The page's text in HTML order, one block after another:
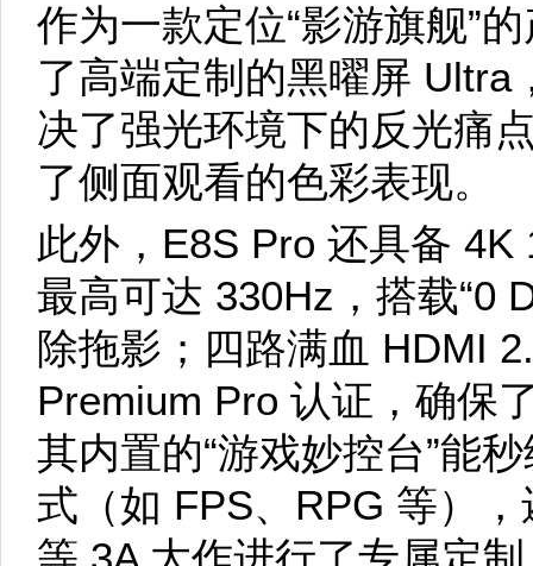
作为一款定位“影游旗舰”
了高端定制的黑曜屏 Ultra
决了强光环境下的反光痛
了侧面观看的色彩表现。
此外，E8S Pro 还具备
最高可达 330Hz，搭载“0
除拖影；四路满血 HDMI
Premium Pro 认证，确保
其内置的“游戏妙控台”能
式（如 FPS、RPG 等）